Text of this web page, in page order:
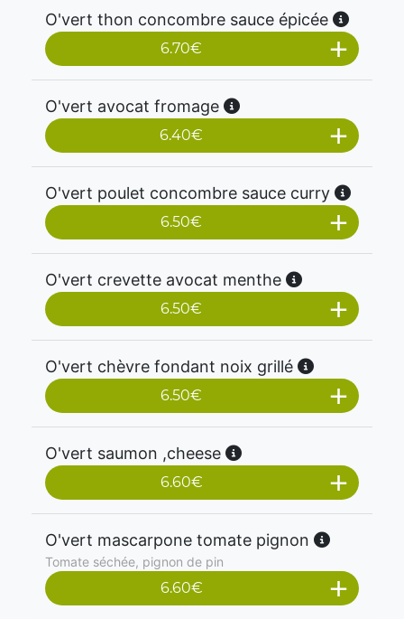
O'vert thon concombre sauce épicée
6.70€
O'vert avocat fromage
6.40€
O'vert poulet concombre sauce curry
6.50€
O'vert crevette avocat menthe
6.50€
O'vert chèvre fondant noix grillé
6.50€
O'vert saumon ,cheese
6.60€
O'vert mascarpone tomate pignon
Tomate séchée, pignon de pin
6.60€